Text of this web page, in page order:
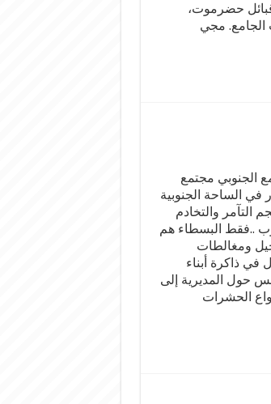
حضرموت،
مجي
الجنوبي مجتمع
الساحة الجنوبية
والتخادم
..فقط البسطاء هم
ومغالطات
في ذاكرة أبناء
حول المديرية إلى
الحشرات